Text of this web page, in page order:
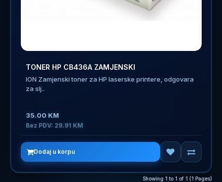
TONER HP CB436A ZAMJENSKI
ION Zamjenski toner za HP laserske printere, odgovara
za slj..
35.00 KM
Bez PDV: 29.91 KM
Dodaj u korpu
Showing 1 to 1 of 1 (1 Pages)